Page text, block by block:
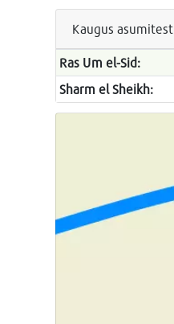
Kaugus asumitest
Ras Um el-Sid:
Sharm el Sheikh: